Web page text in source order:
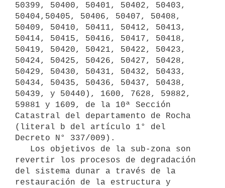
50399, 50400, 50401, 50402, 50403,
50404,50405, 50406, 50407, 50408,
50409, 50410, 50411, 50412, 50413,
50414, 50415, 50416, 50417, 50418,
50419, 50420, 50421, 50422, 50423,
50424, 50425, 50426, 50427, 50428,
50429, 50430, 50431, 50432, 50433,
50434, 50435, 50436, 50437, 50438,
50439, y 50440), 1600, 7628, 59882,
59881 y 1609, de la 10ª Sección
Catastral del departamento de Rocha
(literal b del artículo 1° del
Decreto N° 337/009).
revertir los procesos de degradación
del sistema dunar a través de la
restauración de la estructura y